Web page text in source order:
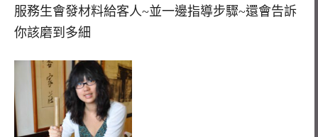
服務生會發材料給客人~並一邊指導步驟~還會告訴
你該磨到多細